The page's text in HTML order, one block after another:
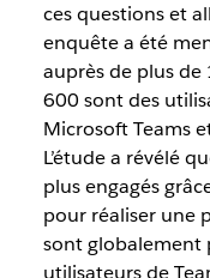
ces questions et
enquête a été
auprès de plus de
600 sont des
Microsoft Teams
L’étude a révélé
plus engagés
pour réaliser une
sont globalement
utilisateurs de